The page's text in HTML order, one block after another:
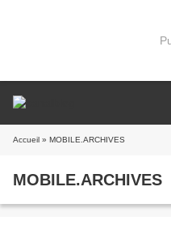
Accueil » MOBILE.ARCHIVES
MOBILE.ARCHIVES